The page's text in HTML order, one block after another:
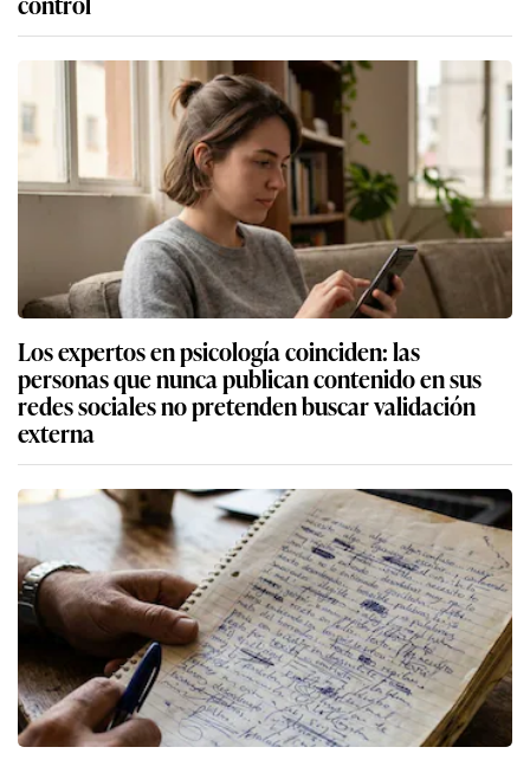
Los expertos en psicología coinciden: las
personas que nunca publican contenido en sus
redes sociales no pretenden buscar validación
externa